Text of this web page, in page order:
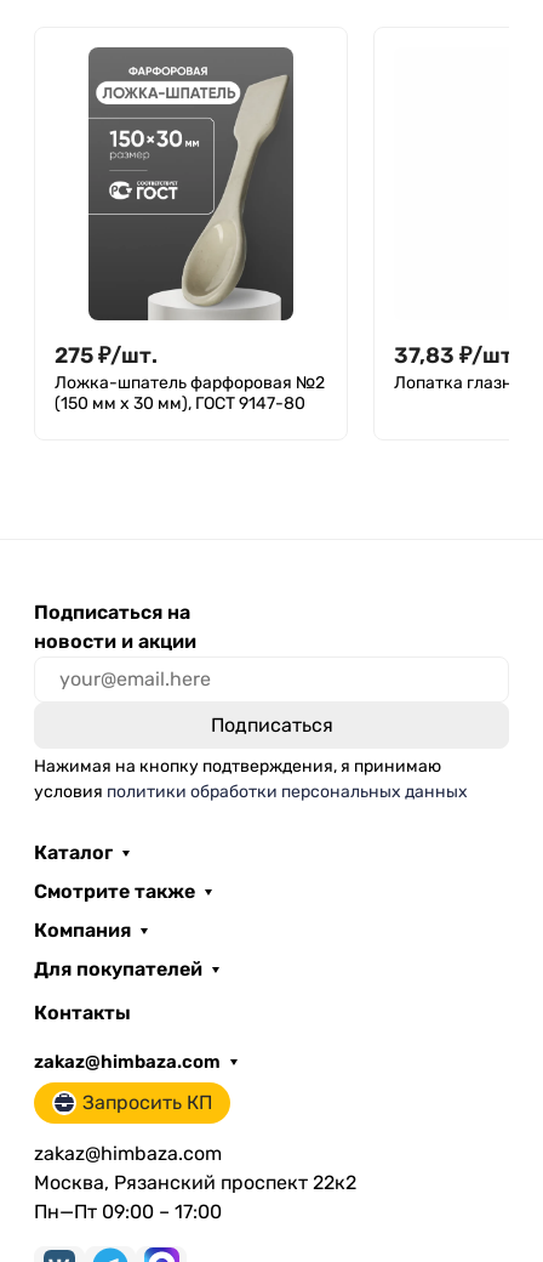
275₽/шт.
Ложка-шпатель фарфоровая №2
(150 мм х 30 мм), ГОСТ 9147-80
37,83 ₽/шт.
Лопатка глазная
Подписаться на
новости и акции
Нажимая на кнопку подтверждения, я принимаю
условия политики обработки персональных данных
Каталог
Смотрите также
Компания
Для покупателей
Контакты
zakaz@himbaza.com
Запросить КП
zakaz@himbaza.com
Москва, Рязанский проспект 22к2
Пн—Пт 09:00 – 17:00